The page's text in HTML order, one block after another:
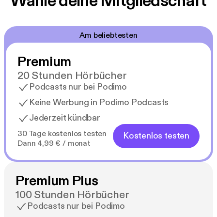
Am beliebtesten
Premium
20 Stunden Hörbücher
Podcasts nur bei Podimo
Keine Werbung in Podimo Podcasts
Jederzeit kündbar
30 Tage kostenlos testen
Dann 4,99 € / monat
Kostenlos testen
Premium Plus
100 Stunden Hörbücher
Podcasts nur bei Podimo